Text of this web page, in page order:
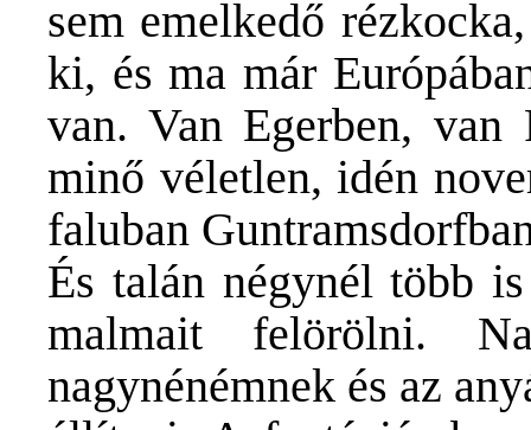
sem emelkedő
ki, és ma már
van. Van Egerben,
minő véletlen, idén
faluban
És talán négynél több
malmait felörölni.
nagynénémnek és az